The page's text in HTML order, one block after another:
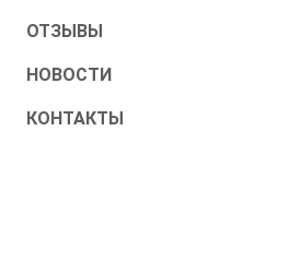
ОТЗЫВЫ
НОВОСТИ
КОНТАКТЫ